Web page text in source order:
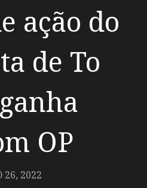
ação do
de To
OP
26, 2022